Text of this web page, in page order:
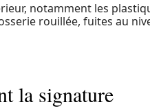
notamment les
rouillée, fuites au
la signature